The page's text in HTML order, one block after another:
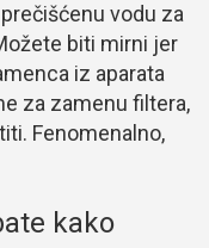
vodu za
biti mirni jer
iz aparata
za zamenu filtera,
Fenomenalno,
kako